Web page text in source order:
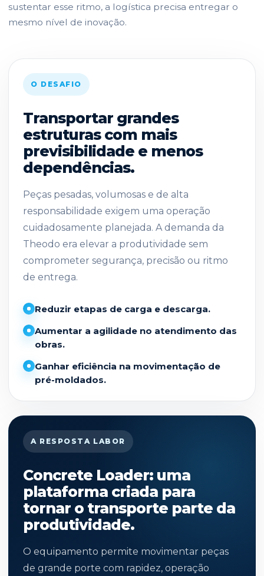
sustentar esse ritmo, a logística precisa entregar o
mesmo nível de inovação.
O DESAFIO
Transportar grandes
estruturas com mais
previsibilidade e menos
dependências.
Peças pesadas, volumosas e de alta
responsabilidade exigem uma operação
cuidadosamente planejada. A demanda da
Theodo era elevar a produtividade sem
comprometer segurança, precisão ou ritmo
de entrega.
Reduzir etapas de carga e descarga.
Aumentar a agilidade no atendimento das
obras.
Ganhar eficiência na movimentação de
pré-moldados.
A RESPOSTA LABOR
Concrete Loader: uma
plataforma criada para
tornar o transporte parte da
produtividade.
O equipamento permite movimentar peças
de grande porte com rapidez, operação